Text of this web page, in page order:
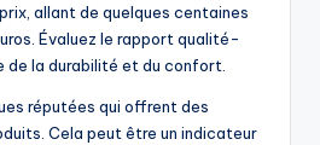
allant de quelques centaines
Évaluez le rapport qualité-
la durabilité et du confort.
réputées qui offrent des
Cela peut être un indicateur